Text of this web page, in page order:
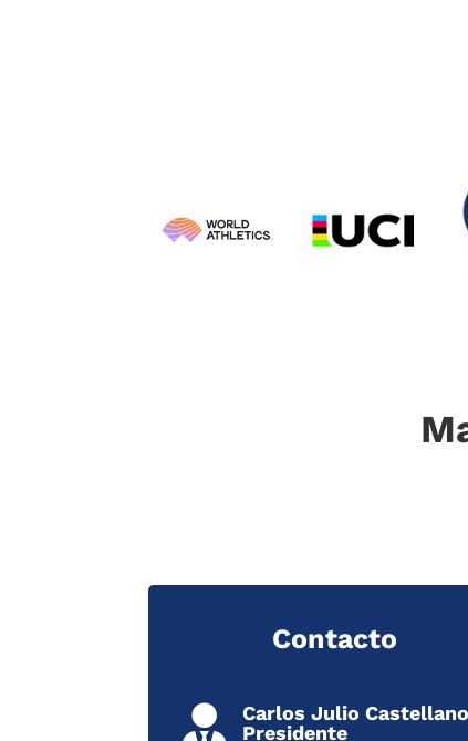
Contacto

Carlos Julio
Presidente